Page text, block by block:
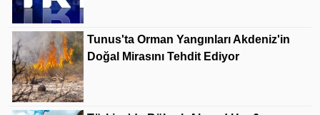
Tunus'ta Orman Yangınları Akdeniz'in
Doğal Mirasını Tehdit Ediyor